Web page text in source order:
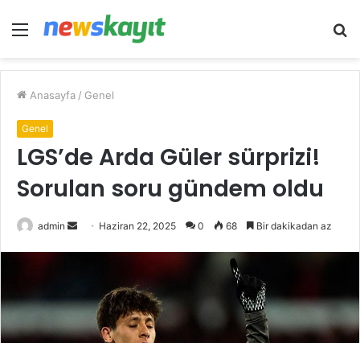
Menü
Anasayfa / Genel
Genel
LGS’de Arda Güler sürprizi!
Sorulan soru gündem oldu
admin
Bir
göndermek
Haziran 22, 2025 0 68 Bir dakikadan az